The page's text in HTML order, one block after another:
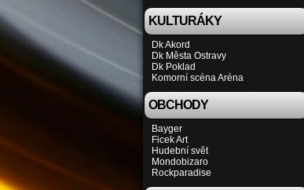
KULTURÁKY
Dk Akord
Dk Města Ostravy
Dk Poklad
Komorní scéna Aréna
OBCHODY
Bayger
Ficek Art
Hudební svět
Mondobizaro
Rockparadise